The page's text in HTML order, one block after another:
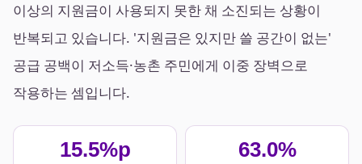
이상의 지원금이 사용되지 못한 채 소진되는 상황이
반복되고 있습니다. '지원금은 있지만 쓸 공간이 없는'
공급 공백이 저소득·농촌 주민에게 이중 장벽으로
작용하는 셈입니다.
15.5%p 63.0%